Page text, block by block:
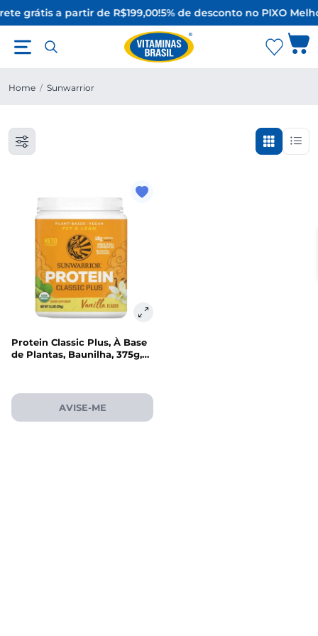
grátis a partir de R$199,00!5% de desconto no PIXO
Home / Sunwarrior
Protein Classic Plus, À Base
de Plantas, Baunilha, 375g,
AVISE-ME